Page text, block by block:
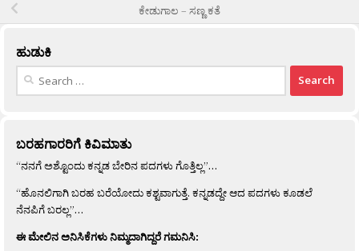
ಕೇಡುಗಾಲ – ಸಣ್ಣ ಕತೆ
ಹುಡುಕಿ
Search
ಬರಹಗಾರರಿಗೆ ಕಿವಿಮಾತು
“ನನಗೆ ಅಶ್ಟೊಂದು ಕನ್ನಡ ಬೇರಿನ ಪದಗಳು ಗೊತ್ತಿಲ್ಲ”…
“ಹೊನಲಿಗಾಗಿ ಬರಹ ಬರೆಯೋದು ಕಶ್ಟವಾಗುತ್ತೆ. ಕನ್ನಡದ್ದೇ ಆದ ಪದಗಳು ಕೂಡಲೆ
ನೆನಪಿಗೆ ಬರಲ್ಲ”…
ಈ ಮೇಲಿನ ಅನಿಸಿಕೆಗಳು ನಿಮ್ಮದಾಗಿದ್ದರೆ ಗಮನಿಸಿ: